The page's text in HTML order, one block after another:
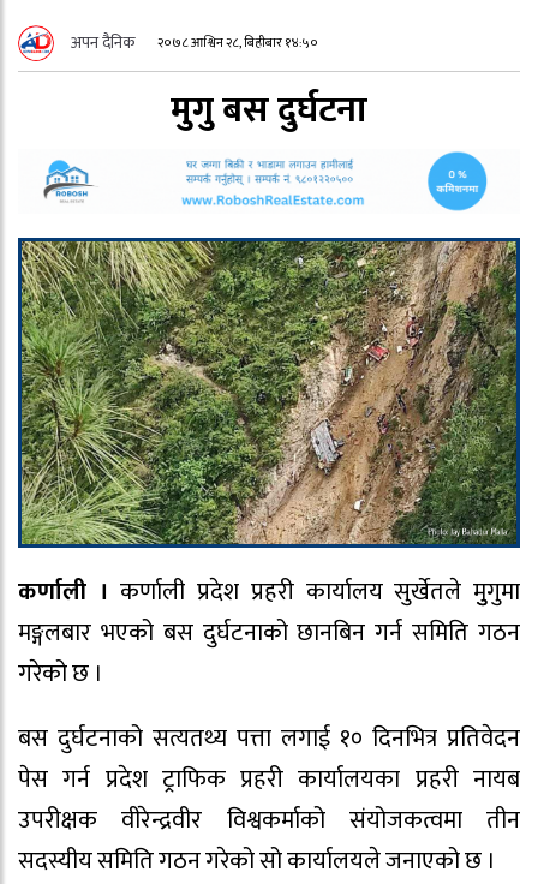
अपन दैनिक २०७८ आश्विन २८, बिहीबार १४:५०
मुगु बस दुर्घटना
कर्णाली । कर्णाली प्रदेश प्रहरी कार्यालय सुर्खेतले मुुगुमा
मङ्गलबार भएको बस दुर्घटनाको छानबिन गर्न समिति गठन
गरेको छ ।
बस दुर्घटनाको सत्यतथ्य पत्ता लगाई १० दिनभित्र प्रतिवेदन
पेस गर्न प्रदेश ट्राफिक प्रहरी कार्यालयका प्रहरी नायब
उपरीक्षक वीरेन्द्रवीर विश्वकर्माको संयोजकत्वमा तीन
सदस्यीय समिति गठन गरेको सो कार्यालयले जनाएको छ ।